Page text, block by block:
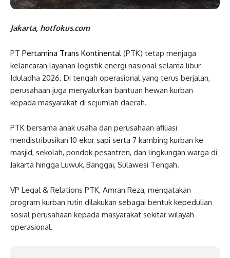
Jakarta, hotfokus.com
PT Pertamina Trans Kontinental (PTK) tetap menjaga
kelancaran layanan logistik energi nasional selama libur
Iduladha 2026. Di tengah operasional yang terus berjalan,
perusahaan juga menyalurkan bantuan hewan kurban
kepada masyarakat di sejumlah daerah.
PTK bersama anak usaha dan perusahaan afiliasi
mendistribusikan 10 ekor sapi serta 7 kambing kurban ke
masjid, sekolah, pondok pesantren, dan lingkungan warga di
Jakarta hingga Luwuk, Banggai, Sulawesi Tengah.
VP Legal & Relations PTK, Amran Reza, mengatakan
program kurban rutin dilakukan sebagai bentuk kepedulian
sosial perusahaan kepada masyarakat sekitar wilayah
operasional.